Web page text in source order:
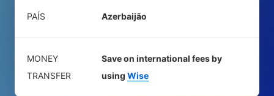
PAÍS Azerbaijão
MONEY
TRANSFER
Save on international fees by
using Wise